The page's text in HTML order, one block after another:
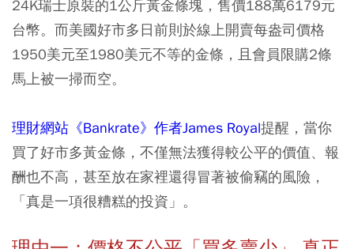
24K瑞士原裝的1公斤黃金條塊，售價188萬6179元
台幣。而美國好市多日前則於線上開賣每盎司價格
1950美元至1980美元不等的金條，且會員限購2條
馬上被一掃而空。
理財網站《Bankrate》作者James Royal提醒，當你
買了好市多黃金條，不僅無法獲得較公平的價值、報
酬也不高，甚至放在家裡還得冒著被偷竊的風險，
「真是一項很糟糕的投資」。